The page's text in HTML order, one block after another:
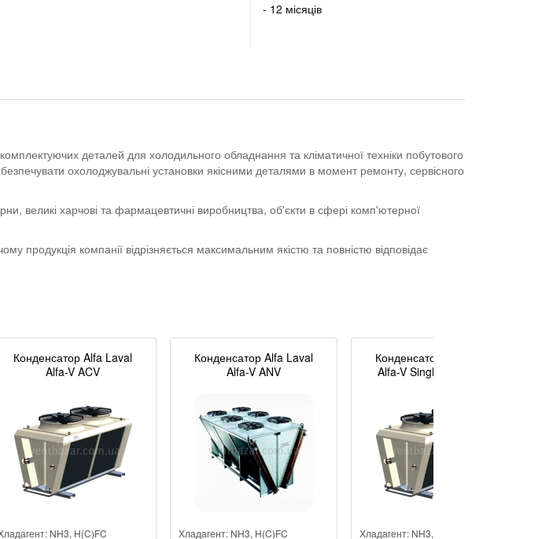
- 12 місяців
деталей для холодильного обладнання та кліматичної техніки побутового
охолоджувальні установки якісними деталями в момент ремонту, сервісного
великі харчові та фармацевтичні виробництва, об'єкти в сфері комп'ютерної
продукція компанії відрізняється максимальним якістю та повністю відповідає
Конденсатор Alfa Laval
Alfa-V ACV
NH3, H(C)FC
Конденсатор Alfa Laval
Alfa-V ANV
Хладагент: NH3, H(C)FC
Конденсатор Alfa Laval
Alfa-V Single Row VCM
Хладагент: NH3, H(C)FC